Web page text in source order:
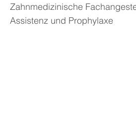
Zahnmedizinische
Assistenz und Prophylaxe